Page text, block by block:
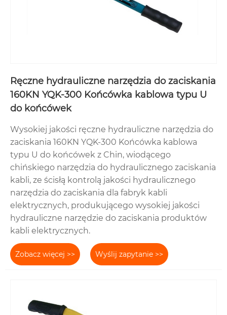
Ręczne hydrauliczne narzędzia do zaciskania
160KN YQK-300 Końcówka kablowa typu U
do końcówek
Wysokiej jakości ręczne hydrauliczne narzędzia do
zaciskania 160KN YQK-300 Końcówka kablowa
typu U do końcówek z Chin, wiodącego
chińskiego narzędzia do hydraulicznego zaciskania
kabli, ze ścisłą kontrolą jakości hydraulicznego
narzędzia do zaciskania dla fabryk kabli
elektrycznych, produkującego wysokiej jakości
hydrauliczne narzędzie do zaciskania produktów
kabli elektrycznych.
Zobacz więcej >> Wyślij zapytanie >>